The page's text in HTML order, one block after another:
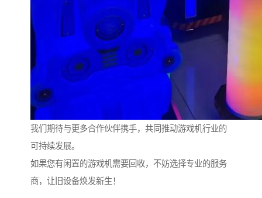
我们期待与更多合作伙伴携手，共同推动游戏机行业的
可持续发展。
如果您有闲置的游戏机需要回收，不妨选择专业的服务
商，让旧设备焕发新生！